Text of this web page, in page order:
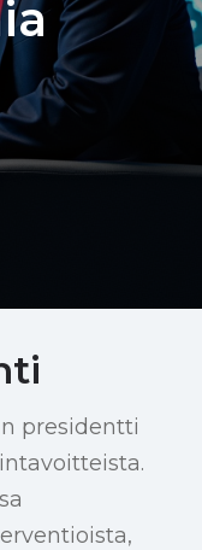
presidentti